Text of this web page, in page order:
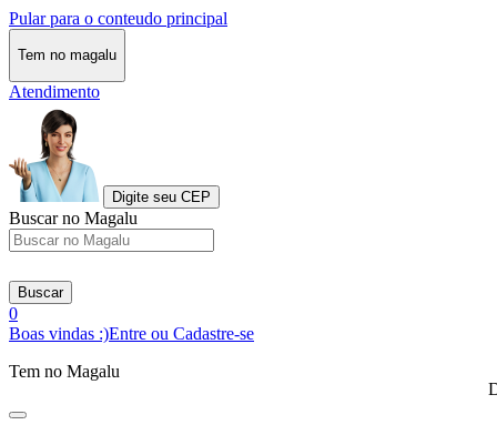
Pular para o conteudo principal
Tem no magalu
Atendimento
Digite seu CEP
Buscar no Magalu
Buscar
0
Boas vindas :)Entre ou Cadastre-se
Tem no Magalu